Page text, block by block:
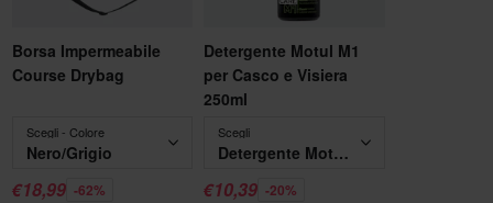
Borsa Impermeabile
Course Drybag
Scegli - Colore
Nero/Grigio
€18,99 -62%
Detergente Motul M1
per Casco e Visiera
250ml
Scegli
Detergente Motul M1 per Casco e Visiera 250ml
€10,39 -20%